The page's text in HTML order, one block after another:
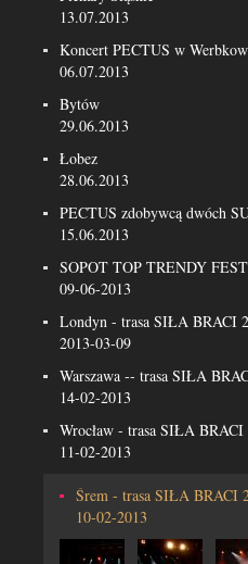
13.07.2013
Koncert PECTUS w
06.07.2013
Bytów
29.06.2013
Łobez
28.06.2013
PECTUS zdobywcą dwóch
15.06.2013
SOPOT TOP TRENDY
09-06-2013
Londyn - trasa SIŁA BRACI
2013-03-09
Warszawa -- trasa SIŁA
14-02-2013
Wrocław - trasa SIŁA BRACI
11-02-2013
Śrem - trasa SIŁA BRACI
10-02-2013